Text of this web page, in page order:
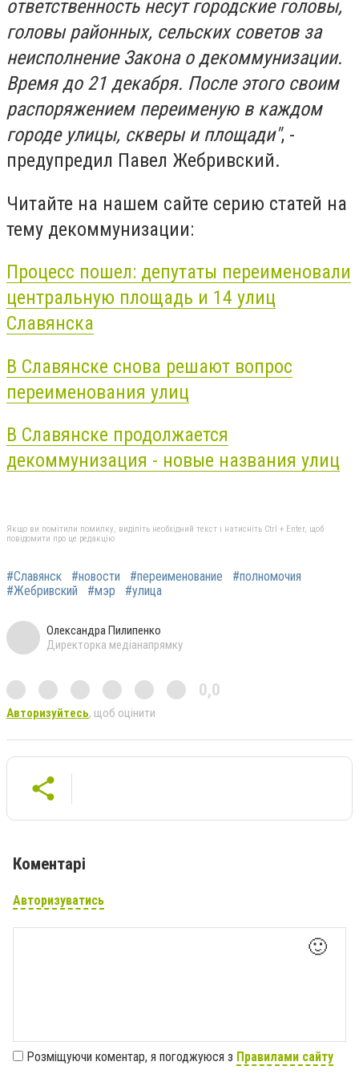
ответственность несут городские головы,
головы районных, сельских советов за
неисполнение Закона о декоммунизации.
Время до 21 декабря. После этого своим
распоряжением переименую в каждом
городе улицы, скверы и площади", -
предупредил Павел Жебривский.
Читайте на нашем сайте серию статей на
тему декоммунизации:
Процесс пошел: депутаты переименовали
центральную площадь и 14 улиц
Славянска
В Славянске снова решают вопрос
переименования улиц
В Славянске продолжается
декоммунизация - новые названия улиц
Якщо ви помітили помилку, виділіть необхідний текст і натисніть Ctrl + Enter, щоб
повідомити про це редакцію
#Славянск #новости #переименование
#полномочия
#Жебривский
#мэр #улица
Олександра Пилипенко
Директорка медіанапрямку
0,0
Авторизуйтесь, щоб оцінити
Коментарі
Авторизуватись
🙂
Розміщуючи коментар, я погоджуюся з Правилами сайту